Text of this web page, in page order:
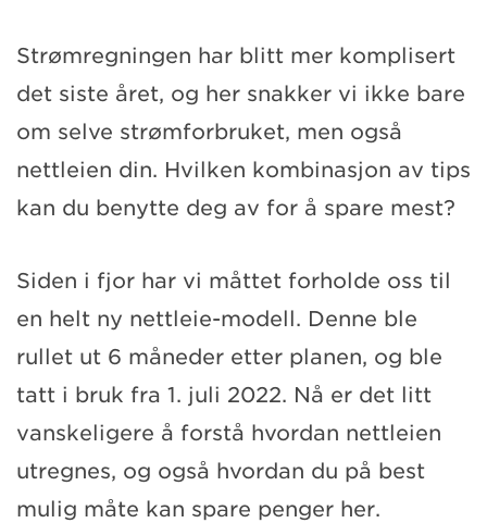
Strømregningen har blitt mer komplisert
det siste året, og her snakker vi ikke bare
om selve strømforbruket, men også
nettleien din. Hvilken kombinasjon av tips
kan du benytte deg av for å spare mest?
Siden i fjor har vi måttet forholde oss til
en helt ny nettleie-modell. Denne ble
rullet ut 6 måneder etter planen, og ble
tatt i bruk fra 1. juli 2022. Nå er det litt
vanskeligere å forstå hvordan nettleien
utregnes, og også hvordan du på best
mulig måte kan spare penger her.